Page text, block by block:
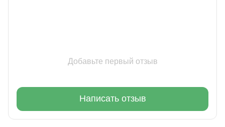
Добавьте первый отзыв
Написать отзыв